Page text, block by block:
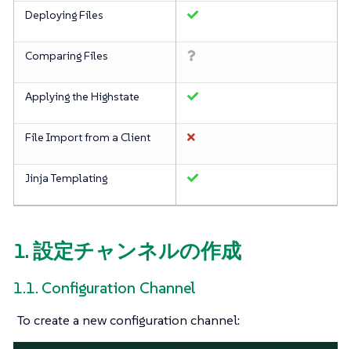
Deploying Files
Comparing Files
Applying the Highstate
File Import from a Client
Jinja Templating
1. 設定チャンネルの作成
1.1. Configuration Channel
To create a new configuration channel: